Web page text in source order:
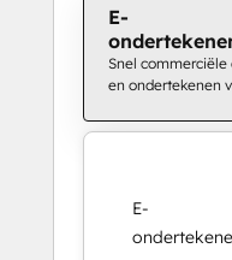
E-
Snel commerciële
en ondertekenen
E-